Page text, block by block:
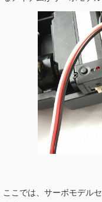
ここでは、サーボモデル